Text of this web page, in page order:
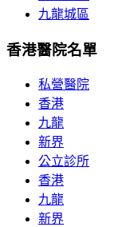
九龍城區
香港醫院名單
私營醫院
香港
九龍
新界
公立診所
香港
九龍
新界